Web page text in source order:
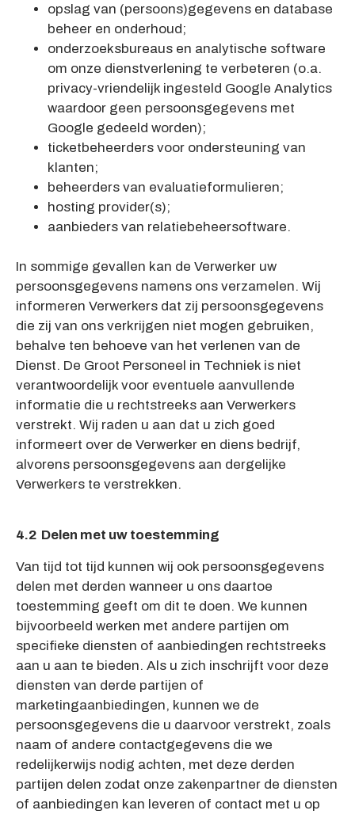
opslag van (persoons)gegevens en database
beheer en onderhoud;
onderzoeksbureaus en analytische software
om onze dienstverlening te verbeteren (o.a.
privacy-vriendelijk ingesteld Google Analytics
waardoor geen persoonsgegevens met
Google gedeeld worden);
ticketbeheerders voor ondersteuning van
klanten;
beheerders van evaluatieformulieren;
hosting provider(s);
aanbieders van relatiebeheersoftware.
In sommige gevallen kan de Verwerker uw
persoonsgegevens namens ons verzamelen. Wij
informeren Verwerkers dat zij persoonsgegevens
die zij van ons verkrijgen niet mogen gebruiken,
behalve ten behoeve van het verlenen van de
Dienst. De Groot Personeel in Techniek is niet
verantwoordelijk voor eventuele aanvullende
informatie die u rechtstreeks aan Verwerkers
verstrekt. Wij raden u aan dat u zich goed
informeert over de Verwerker en diens bedrijf,
alvorens persoonsgegevens aan dergelijke
Verwerkers te verstrekken.
4.2 Delen met uw toestemming
Van tijd tot tijd kunnen wij ook persoonsgegevens
delen met derden wanneer u ons daartoe
toestemming geeft om dit te doen. We kunnen
bijvoorbeeld werken met andere partijen om
specifieke diensten of aanbiedingen rechtstreeks
aan u aan te bieden. Als u zich inschrijft voor deze
diensten van derde partijen of
marketingaanbiedingen, kunnen we de
persoonsgegevens die u daarvoor verstrekt, zoals
naam of andere contactgegevens die we
redelijkerwijs nodig achten, met deze derden
partijen delen zodat onze zakenpartner de diensten
of aanbiedingen kan leveren of contact met u op